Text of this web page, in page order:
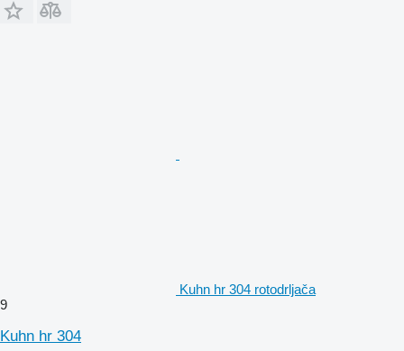
Kuhn hr 304 rotodrljača
9
Kuhn hr 304